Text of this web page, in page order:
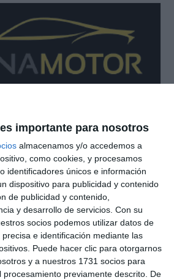
importante para nosotros
almacenamos y/o accedemos a
como cookies, y procesamos
identificadores únicos e información
dispositivo para publicidad y contenido
de publicidad y contenido,
y desarrollo de servicios. Con su
socios podemos utilizar datos de
e identificación mediante las
Puede hacer clic para otorgarnos
y a nuestros 1731 socios para
procesamiento previamente descrito. De